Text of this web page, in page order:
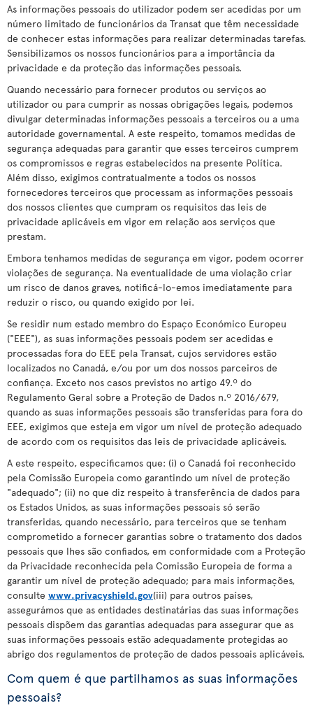
As informações pessoais do utilizador podem ser acedidas por um
número limitado de funcionários da Transat que têm necessidade
de conhecer estas informações para realizar determinadas tarefas.
Sensibilizamos os nossos funcionários para a importância da
privacidade e da proteção das informações pessoais.
Quando necessário para fornecer produtos ou serviços ao
utilizador ou para cumprir as nossas obrigações legais, podemos
divulgar determinadas informações pessoais a terceiros ou a uma
autoridade governamental. A este respeito, tomamos medidas de
segurança adequadas para garantir que esses terceiros cumprem
os compromissos e regras estabelecidos na presente Política.
Além disso, exigimos contratualmente a todos os nossos
fornecedores terceiros que processam as informações pessoais
dos nossos clientes que cumpram os requisitos das leis de
privacidade aplicáveis em vigor em relação aos serviços que
prestam.
Embora tenhamos medidas de segurança em vigor, podem ocorrer
violações de segurança. Na eventualidade de uma violação criar
um risco de danos graves, notificá-lo-emos imediatamente para
reduzir o risco, ou quando exigido por lei.
Se residir num estado membro do Espaço Económico Europeu
("EEE"), as suas informações pessoais podem ser acedidas e
processadas fora do EEE pela Transat, cujos servidores estão
localizados no Canadá, e/ou por um dos nossos parceiros de
confiança. Exceto nos casos previstos no artigo 49.º do
Regulamento Geral sobre a Proteção de Dados n.º 2016/679,
quando as suas informações pessoais são transferidas para fora do
EEE, exigimos que esteja em vigor um nível de proteção adequado
de acordo com os requisitos das leis de privacidade aplicáveis.
A este respeito, especificamos que: (i) o Canadá foi reconhecido
pela Comissão Europeia como garantindo um nível de proteção
"adequado"; (ii) no que diz respeito à transferência de dados para
os Estados Unidos, as suas informações pessoais só serão
transferidas, quando necessário, para terceiros que se tenham
comprometido a fornecer garantias sobre o tratamento dos dados
pessoais que lhes são confiados, em conformidade com a Proteção
da Privacidade reconhecida pela Comissão Europeia de forma a
garantir um nível de proteção adequado; para mais informações,
consulte www.privacyshield.gov(iii) para outros países,
assegurámos que as entidades destinatárias das suas informações
pessoais dispõem das garantias adequadas para assegurar que as
suas informações pessoais estão adequadamente protegidas ao
abrigo dos regulamentos de proteção de dados pessoais aplicáveis.
Com quem é que partilhamos as suas informações
pessoais?